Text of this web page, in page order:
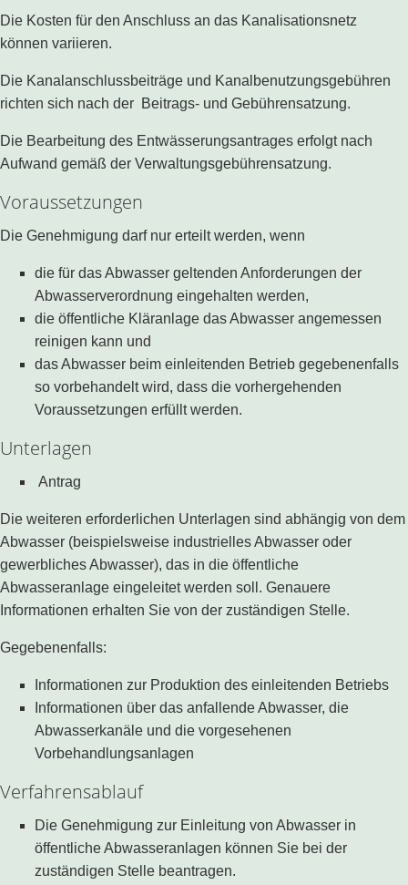
Die Kosten für den Anschluss an das Kanalisationsnetz
können variieren.
Die Kanalanschlussbeiträge und Kanalbenutzungsgebühren
richten sich nach der Beitrags- und Gebührensatzung.
Die Bearbeitung des Entwässerungsantrages erfolgt nach
Aufwand gemäß der Verwaltungsgebührensatzung.
Voraussetzungen
Die Genehmigung darf nur erteilt werden, wenn
die für das Abwasser geltenden Anforderungen der
Abwasserverordnung eingehalten werden,
die öffentliche Kläranlage das Abwasser angemessen
reinigen kann und
das Abwasser beim einleitenden Betrieb gegebenenfalls
so vorbehandelt wird, dass die vorhergehenden
Voraussetzungen erfüllt werden.
Unterlagen
Antrag
Die weiteren erforderlichen Unterlagen sind abhängig von dem
Abwasser (beispielsweise industrielles Abwasser oder
gewerbliches Abwasser), das in die öffentliche
Abwasseranlage eingeleitet werden soll. Genauere
Informationen erhalten Sie von der zuständigen Stelle.
Gegebenenfalls:
Informationen zur Produktion des einleitenden Betriebs
Informationen über das anfallende Abwasser, die
Abwasserkanäle und die vorgesehenen
Vorbehandlungsanlagen
Verfahrensablauf
Die Genehmigung zur Einleitung von Abwasser in
öffentliche Abwasseranlagen können Sie bei der
zuständigen Stelle beantragen.